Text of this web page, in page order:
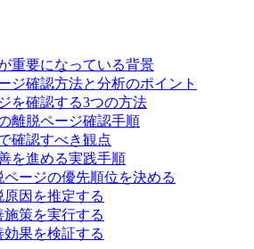
重要になっている背景
ジ確認方法と分析のポイント
を確認する3つの方法
離脱ページ確認手順
確認すべき観点
を進める実践手順
ページの優先順位を決める
原因を推定する
施策を実行する
効果を検証する